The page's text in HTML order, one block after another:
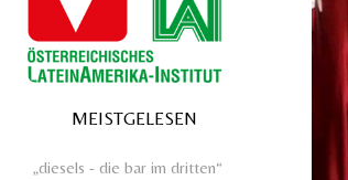
MEISTGELESEN
„diesels - die bar im dritten“